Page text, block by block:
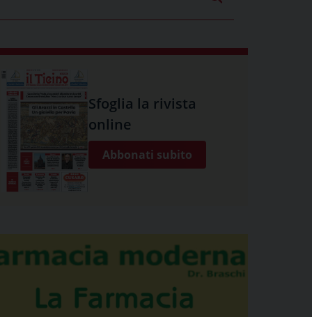
Sfoglia la rivista
online
Abbonati subito